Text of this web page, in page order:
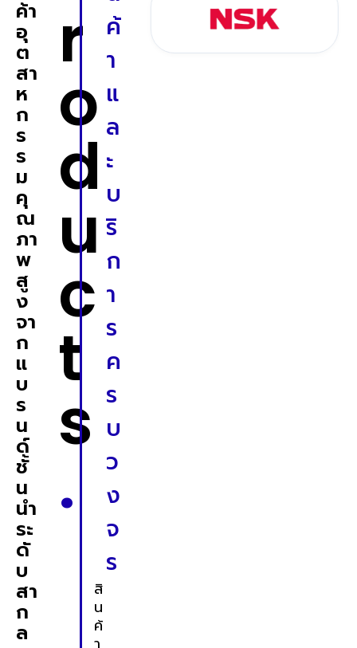
ค้า
อุ
ต
สา
ห
ก
ร
ร
ม
คุ
ณ
ภา
พ
สู
ง
จา
ก
แ
บ
ร
น
ด์
ชั้
น
นำ
ระ
ดั
บ
สา
ก
ล
r
o
d
u
c
t
s
.
ค้
า
แ
ล
ะ
บ
ริ
ก
า
ร
ค
ร
บ
ว
ง
จ
ร
สิ
น
ค้
า